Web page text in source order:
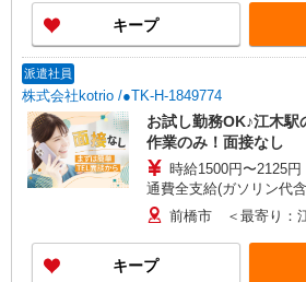
キープ
派遣社員
株式会社kotrio /●TK-H-1849774
お試し勤務OK♪江木
作業のみ！面接なし
時給1500円〜2125
通費全支給(ガソリン代
前橋市 ＜最寄り：
キープ